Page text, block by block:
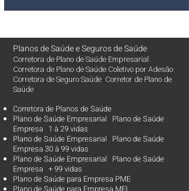
Planos de SaúdeeSeguros de Saúde
Corretora de Plano de Saúde Empresarial
Corretora de Plano de Saúde Coletivo por Adesão
Corretora de Seguro Saúde Corretor de Plano de
Saúde
Corretora de Planos de Saúde
Plano de Saúde Empresarial Plano de Saúde
Empresa 1 à 29 vidas
Plano de Saúde Empresarial Plano de Saúde
Empresa 30 à 99 vidas ​
Plano de Saúde Empresarial Plano de Saúde
Empresa + 99 vidas
Plano de Saúde para Empresa PME